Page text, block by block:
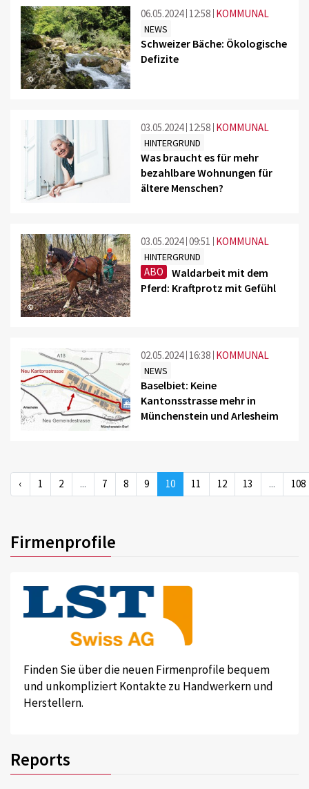
©
06.05.2024 12:58 KOMMUNAL
NEWS
Schweizer Bäche: Ökologische
Defizite
03.05.2024 12:58 KOMMUNAL
HINTERGRUND
Was braucht es für mehr
bezahlbare Wohnungen für
ältere Menschen?
©
03.05.2024 09:51 KOMMUNAL
HINTERGRUND
ABO
Waldarbeit mit dem
Pferd: Kraftprotz mit Gefühl
©
02.05.2024 16:38 KOMMUNAL
NEWS
Baselbiet: Keine
Kantonsstrasse mehr in
Münchenstein und Arlesheim
‹ 1 2 ... 7 8 9 10 11 12 13 ... 108
Firmenprofile
Finden Sie über die neuen Firmenprofile bequem
und unkompliziert Kontakte zu Handwerkern und
Herstellern.
Reports